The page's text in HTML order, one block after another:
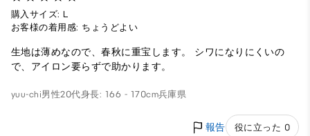
購入サイズ: L
お客様の着用感: ちょうどよい
生地は薄めなので、春秋に重宝します。 シワになりにくいの
で、アイロン要らずで助かります。
yuu-chi男性20代身長: 166 - 170cm兵庫県
報告 役に立った 0